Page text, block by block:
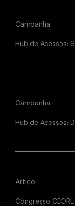
Campanha
Hub de Acessos:
Campanha
Hub de Acessos:
Artigo
Congresso